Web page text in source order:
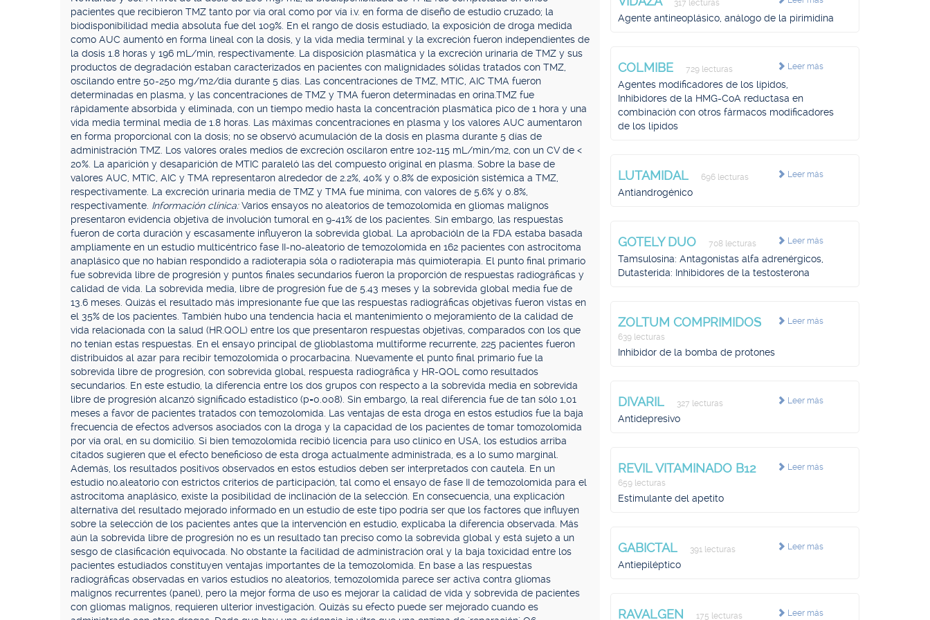
pacientes que recibieron TMZ tanto por vía oral como por vía i.v. en forma de diseño de estudio cruzado; la
biodisponibilidad media absoluta fue del 109%. En el rango de dosis estudiado, la exposición de droga medida
como AUC aumentó en forma lineal con la dosis, y la vida media terminal y la excreción fueron independientes de
la dosis 1.8 horas y 196 mL/min, respectivamente. La disposición plasmática y la excreción urinaria de TMZ y sus
productos de degradación estaban caracterizados en pacientes con malignidades sólidas tratados con TMZ,
oscilando entre 50-250 mg/m2/día durante 5 dias. Las concentraciones de TMZ, MTIC, AIC TMA fueron
determinadas en plasma, y las concentraciones de TMZ y TMA fueron determinadas en orina.TMZ fue
rápidamente absorbida y eliminada, con un tiempo medio hasta la concentración plasmática pico de 1 hora y una
vida media terminal media de 1.8 horas. Las máximas concentraciones en plasma y los valores AUC aumentaron
en forma proporcional con la dosis; no se observó acumulación de la dosis en plasma durante 5 días de
administración TMZ. Los valores orales medios de excreción oscilaron entre 102-115 mL/min/m2, con un CV de <
20%. La aparición y desaparición de MTIC paraleló las del compuesto original en plasma. Sobre la base de
valores AUC, MTIC, AIC y TMA representaron alrededor de 2.2%, 40% y 0.8% de exposición sistémica a TMZ,
respectivamente. La excreción urinaria media de TMZ y TMA fue mínima, con valores de 5.6% y 0.8%,
respectivamente. Información clínica:Varios ensayos no aleatorios de temozolomida en gliomas malignos
presentaron evidencia objetiva de involución tumoral en 9-41% de los pacientes. Sin embargo, las respuestas
fueron de corta duración y escasamente influyeron la sobrevida global. La aprobacióln de la FDA estaba basada
ampliamente en un estudio multicéntrico fase II-no-aleatorio de temozolomida en 162 pacientes con astrocitoma
anaplásico que no habían respondido a radioterapia sóla o radioterapia más quimioterapia. El punto final primario
fue sobrevida libre de progresión y puntos finales secundarios fueron la proporción de respuestas radiográficas y
calidad de vida. La sobrevida media, libre de progresión fue de 5.43 meses y la sobrevida global media fue de
13.6 meses. Quizás el resultado más impresionante fue que las respuestas radiográficas objetivas fueron vistas en
el 35% de los pacientes. También hubo una tendencia hacia el mantenimiento o mejoramiento de la calidad de
vida relacionada con la salud (HR.QOL) entre los que presentaron respuestas objetivas, comparados con los que
no tenían estas respuestas. En el ensayo principal de glioblastoma multiforme recurrente, 225 pacientes fueron
distribuidos al azar para recibir temozolomida o procarbacina. Nuevamente el punto final primario fue la
sobrevida libre de progresión, con sobrevida global, respuesta radiográfica y HR-QOL como resultados
secundarios. En este estudio, la diferencia entre los dos grupos con respecto a la sobrevida media en sobrevida
libre de progresión alcanzó significado estadístico (p=0.008). Sin embargo, la real diferencia fue de tan sólo 1,01
meses a favor de pacientes tratados con temozolomida. Las ventajas de esta droga en estos estudios fue la baja
frecuencia de efectos adversos asociados con la droga y la capacidad de los pacientes de tomar tomozolomida
por vía oral, en su domicilio. Si bien temozolomida recibió licencia para uso clínico en USA, los estudios arriba
citados sugieren que el efecto beneficioso de esta droga actualmente administrada, es a lo sumo marginal.
Además, los resultados positivos observados en estos estudios deben ser interpretados con cautela. En un
estudio no.aleatorio con estrictos criterios de participación, tal como el ensayo de fase II de temozolomida para el
astrocitoma anaplásico, existe la posibilidad de inclinación de la selección. En consecuencia, una explicación
alternativa del resultado mejorado informado en un estudio de este tipo podría ser que los factores que influyen
sobre la selección de los pacientes antes que la intervención en estudio, explicaba la diferencia observada. Más
aún la sobrevida libre de progresión no es un resultado tan preciso como la sobrevida global y está sujeto a un
sesgo de clasificación equivocada. No obstante la facilidad de administración oral y la baja toxicidad entre los
pacientes estudiados constituyen ventajas importantes de la temozolomida. En base a las respuestas
radiográficas observadas en varios estudios no aleatorios, temozolomida parece ser activa contra gliomas
malignos recurrentes (panel), pero la mejor forma de uso es mejorar la calidad de vida y sobrevida de pacientes
con gliomas malignos, requieren ulterior investigación. Quizás su efecto puede ser mejorado cuando es
317 lecturas
Agente antineoplásico, análogo de la pirimidina
Leer más
COLMIBE 729 lecturas
Agentes modificadores de los lípidos,
Inhibidores de la HMG-CoA reductasa en
combinación con otros fármacos modificadores
de los lípidos
Leer más
LUTAMIDAL 696 lecturas
Antiandrogénico
Leer más
GOTELY DUO 708 lecturas
Tamsulosina: Antagonistas alfa adrenérgicos,
Dutasterida: Inhibidores de la testosterona
Leer más
ZOLTUM COMPRIMIDOS
639 lecturas
Inhibidor de la bomba de protones
Leer más
DIVARIL 327 lecturas
Antidepresivo
Leer más
REVIL VITAMINADO B12
659 lecturas
Estimulante del apetito
Leer más
GABICTAL 391 lecturas
Antiepiléptico
Leer más
RAVALGEN 175 lecturas